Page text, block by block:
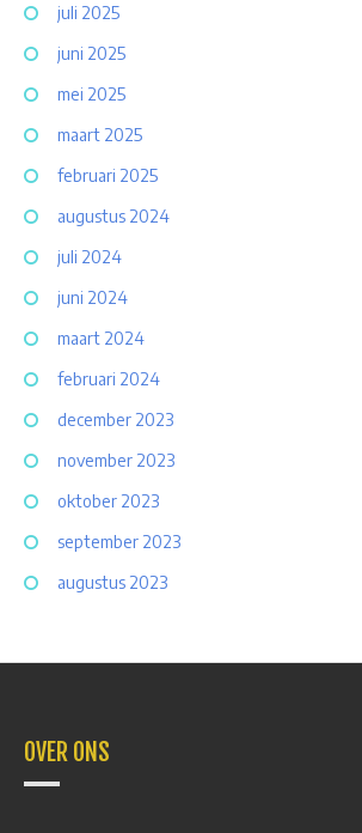
juli 2025
juni 2025
mei 2025
maart 2025
februari 2025
augustus 2024
juli 2024
juni 2024
maart 2024
februari 2024
december 2023
november 2023
oktober 2023
september 2023
augustus 2023
OVER ONS